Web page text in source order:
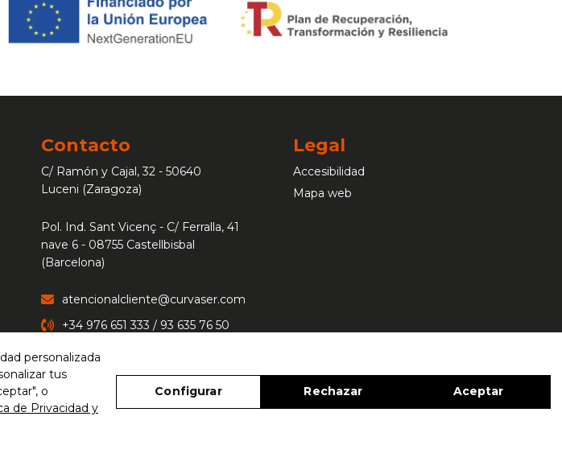
Contacto
C/ Ramón y Cajal, 32 - 50640
Luceni (Zaragoza)
Pol. Ind. Sant Vicenç - C/ Ferralla, 41
nave 6 - 08755 Castellbisbal
(Barcelona)
atencionalcliente@curvaser.com
+34 976 651 333 / 93 635 76 50
CONTACTAR
Legal
Accesibilidad
Mapa web
personalizada
tus
o
de Privacidad y
Configurar Rechazar Aceptar